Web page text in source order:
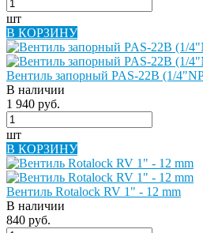
шт
В КОРЗИНУ
Вентиль запорный PAS-22B (1/
В наличии
1 940 руб.
шт
В КОРЗИНУ
Вентиль Rotalock RV 1" - 12 mm
В наличии
840 руб.